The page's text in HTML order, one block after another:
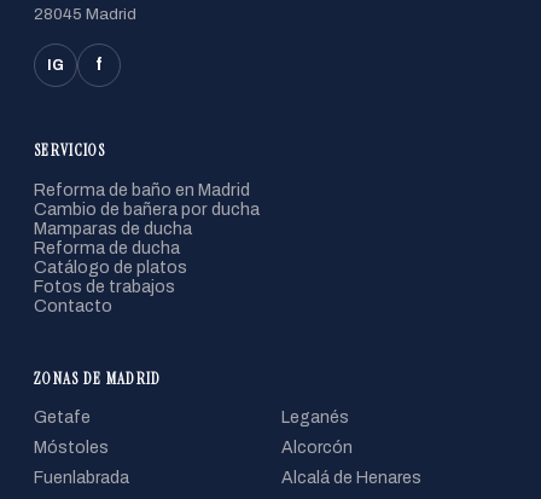
28045 Madrid
IG f
SERVICIOS
Reforma de baño en Madrid
Cambio de bañera por ducha
Mamparas de ducha
Reforma de ducha
Catálogo de platos
Fotos de trabajos
Contacto
ZONAS DE MADRID
Getafe
Leganés
Móstoles
Alcorcón
Fuenlabrada
Alcalá de Henares